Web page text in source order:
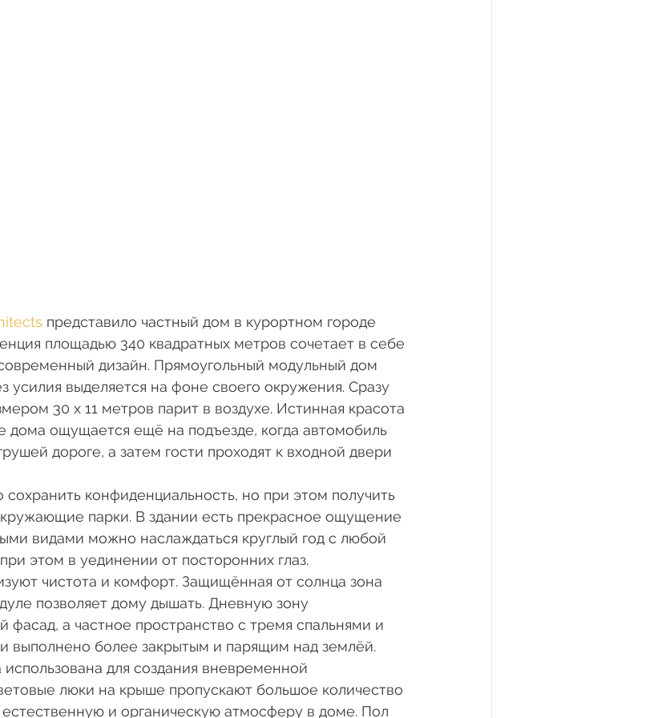
представило частный дом в курортном городе
площадью 340 квадратных метров сочетает в себе
дизайн. Прямоугольный модульный дом
усилия выделяется на фоне своего окружения. Сразу
30 х 11 метров парит в воздухе. Истинная красота
дома ощущается ещё на подъезде, когда автомобиль
дороге, а затем гости проходят к входной двери
сохранить конфиденциальность, но при этом получить
парки. В здании есть прекрасное ощущение
видами можно наслаждаться круглый год с любой
этом в уединении от посторонних глаз.
чистота и комфорт. Защищённая от солнца зона
позволяет дому дышать. Дневную зону
фасад, а частное пространство с тремя спальнями и
выполнено более закрытым и парящим над землёй.
использована для создания вневременной
люки на крыше пропускают большое количество
естественную и органическую атмосферу в доме. Пол